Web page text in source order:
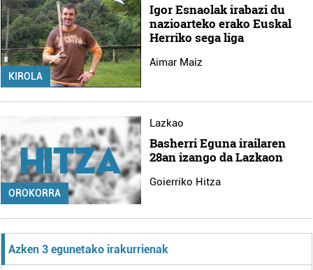
KIROLA
Igor Esnaolak irabazi du
nazioarteko erako Euskal
Herriko sega liga
Aimar Maiz
OROKORRA
Lazkao
Basherri Eguna irailaren
28an izango da Lazkaon
Goierriko Hitza
Azken 3 egunetako irakurrienak